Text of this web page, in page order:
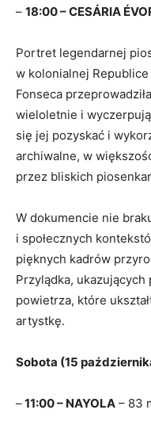
– 18:00 – CESÁRIA
Portret legendarnej
w kolonialnej
Fonseca
wieloletnie i
się jej pozyskać i
archiwalne, w
przez bliskich
W dokumencie nie
i społecznych
pięknych kadrów
Przylądka,
powietrza, które
artystkę.
Sobota (15
–11:00 – NAYOLA – 83